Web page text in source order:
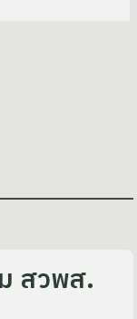
สวพส.